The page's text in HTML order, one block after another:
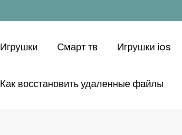
Игрушки Смарт тв Игрушки ios
Как восстановить удаленные файлы